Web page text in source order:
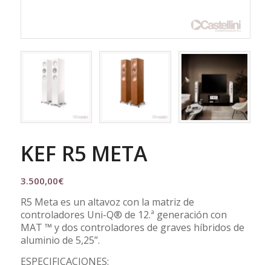
KEF R5 META
3.500,00€
R5 Meta es un altavoz con la matriz de
controladores Uni-Q® de 12.ª generación con
MAT ™ y dos controladores de graves híbridos de
aluminio de 5,25”.
ESPECIFICACIONES: